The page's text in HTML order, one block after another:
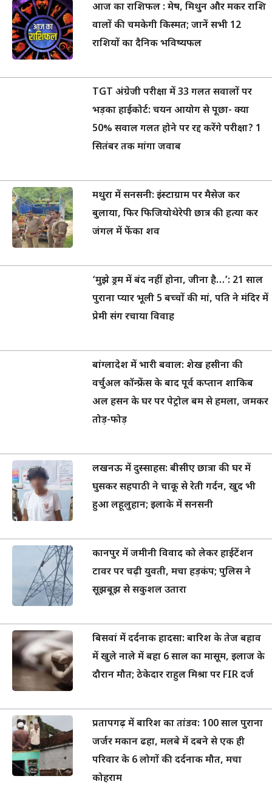
आज का राशिफल : मेष, मिथुन और मकर राशि
वालों की चमकेगी किस्मत; जानें सभी 12
राशियों का दैनिक भविष्यफल
TGT अंग्रेजी परीक्षा में 33 गलत सवालों पर
भड़का हाईकोर्ट: चयन आयोग से पूछा- क्या
50% सवाल गलत होने पर रद्द करेंगे परीक्षा? 1
सितंबर तक मांगा जवाब
मथुरा में सनसनी: इंस्टाग्राम पर मैसेज कर
बुलाया, फिर फिजियोथेरेपी छात्र की हत्या कर
जंगल में फेंका शव
‘मुझे ड्रम में बंद नहीं होना, जीना है…’: 21 साल
पुराना प्यार भूली 5 बच्चों की मां, पति ने मंदिर में
प्रेमी संग रचाया विवाह
बांग्लादेश में भारी बवाल: शेख हसीना की
वर्चुअल कॉन्फ्रेंस के बाद पूर्व कप्तान शाकिब
अल हसन के घर पर पेट्रोल बम से हमला, जमकर
तोड़-फोड़
लखनऊ में दुस्साहस: बीसीए छात्रा की घर में
घुसकर सहपाठी ने चाकू से रेती गर्दन, खुद भी
हुआ लहूलुहान; इलाके में सनसनी
कानपुर में जमीनी विवाद को लेकर हाईटेंशन
टावर पर चढ़ी युवती, मचा हड़कंप; पुलिस ने
सूझबूझ से सकुशल उतारा
बिसवां में दर्दनाक हादसा: बारिश के तेज बहाव
में खुले नाले में बहा 6 साल का मासूम, इलाज के
दौरान मौत; ठेकेदार राहुल मिश्रा पर FIR दर्ज
प्रतापगढ़ में बारिश का तांडव: 100 साल पुराना
जर्जर मकान ढहा, मलबे में दबने से एक ही
परिवार के 6 लोगों की दर्दनाक मौत, मचा
कोहराम